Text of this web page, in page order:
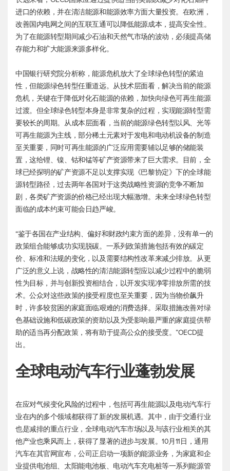
进口的依赖，并在清洁能源和能源效率方面大量投资。在欧洲，
改善国内电网之间的互联互通可以降低能源成本，提高安全性。
为了在能源转型期间减少石油和天然气市场的波动，必须提高储
存能力和扩大能源来源多样化。
中国银行研究院分析称，能源危机放大了全球绿色转型的紧迫
性，但能源绿色转型任重道远。从技术层面看，解决当前的能源
危机，关键在于降低对化石能源的依赖，加快向绿色可再生能源
过渡。但全球绿色转型本身是非常复杂的过程，实现能源转型需
要较长的周期。从成本层面看，当前的能源绿色转型以风、光等
可再生能源为主线，部分稀土元素对于发电和电动机设备的制造
至关重要，同时可再生能源的广泛应用需要辅以足够的储能装
置，这给锂、镍、钴和锰等矿产资源带来了巨大需求。目前，全
球已经探明的矿产资源不足以支撑实现《巴黎协定》下的全球能
源转型路径，过去两年各国对于这类战略性资源的竞争不断加
剧，各类矿产资源的价格已经出现大幅激增。未来全球绿色转型
面临的成本约束可能会日趋严峻。
“鉴于各国在产业结构、偏好和财政约束方面的差异，没有单一的
政策组合能够成功实现脱碳。一系列政策措施包括有效的碳定
价、标准和法规的变化，以及需要结构性改革来减少排放。从更
广泛的意义上说，战略性的清洁能源转型应以减少过程中的脆弱
性为目标，并与创新投资相结合，以开发实现净零排放所需的技
术。公众对这些政策的接受程度也至关重要，因为当物价飙升
时，许多较贫困的家庭面临艰难的消费选择。采取措施改善对绿
色基础设施和低碳政策的资助以及为受影响最严重的家庭提供帮
助的适当再分配政策，将有助于提高公众的接受度。”OECD提
出。
全球电动汽车行业蓬勃发展
在应对气候变化风险的过程中，包括可再生能源以及电动汽车行
业在内的多个领域都获得了新的发展机遇。其中，由于交通行业
也是减排的重点行业，全球电动汽车市场以及与该行业相关的其
他产业也乘风而上，获得了显著的进步与发展。10月11日，通用
汽车在其官网宣布，公司正启动一项新的能源业务，为家庭和企
业提供电池组、太阳能电池板、电动汽车充电桩等一系列能源管